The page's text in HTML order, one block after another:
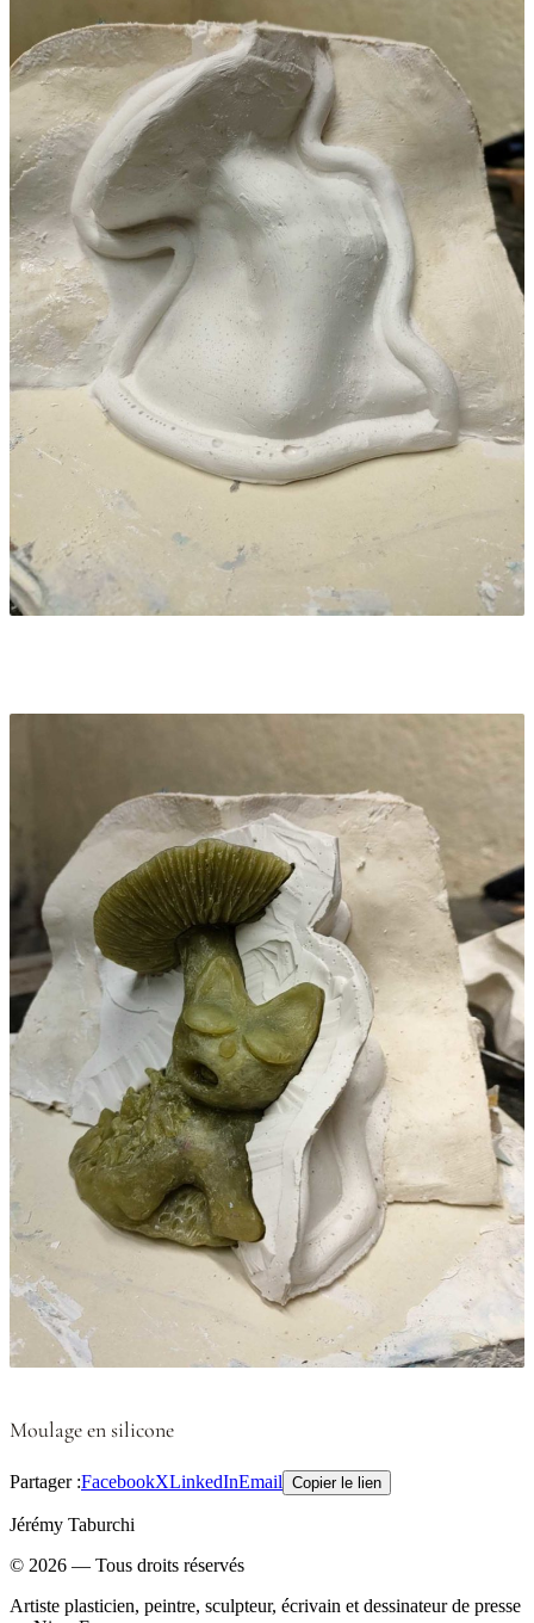
Moulage en silicone
Partager :FacebookXLinkedInEmail Copier le lien
Jérémy Taburchi
© 2026 — Tous droits réservés
Artiste plasticien, peintre, sculpteur, écrivain et dessinateur de presse